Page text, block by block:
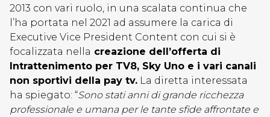
2013 con vari ruolo, in una scalata continua che
l’ha portata nel 2021 ad assumere la carica di
Executive Vice President Content con cui si è
focalizzata nella creazione dell’offerta di
Intrattenimento per TV8, Sky Uno e i vari canali
non sportivi della pay tv. La diretta interessata
ha spiegato: “Sono stati anni di grande ricchezza
professionale e umana per le tante sfide affrontate e